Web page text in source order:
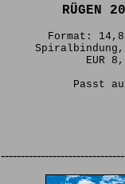
RÜGEN
Format:
EUR
Passt